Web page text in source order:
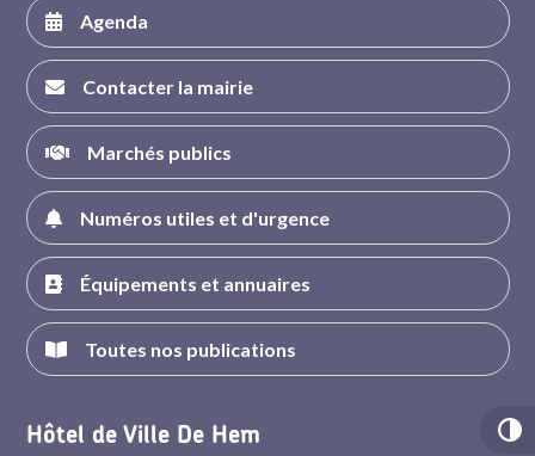
Agenda
Contacter la mairie
Marchés publics
Numéros utiles et d'urgence
Équipements et annuaires
Toutes nos publications
Hôtel de Ville De Hem